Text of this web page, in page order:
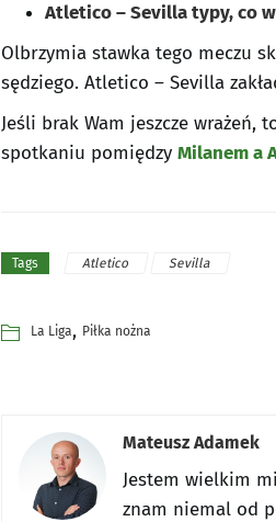
Atletico – Sevilla typy, co
Olbrzymia stawka tego meczu
sędziego. Atletico – Sevilla
Jeśli brak Wam jeszcze
spotkaniu pomiędzy Milanem a
Tags Atletico Sevilla
La Liga, Piłka nożna
Mateusz Adamek
Jestem wielkim
znam niemal od